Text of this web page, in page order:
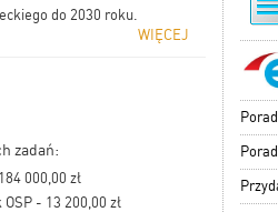
do 2030 roku.
WIĘCEJ
zadań:
000,00 zł
- 13 200,00 zł